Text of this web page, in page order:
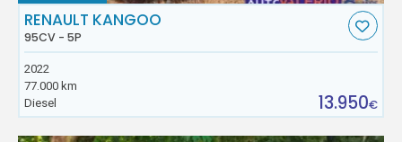
RENAULT KANGOO
95CV - 5P
2022
77.000 km
Diesel
13.950€